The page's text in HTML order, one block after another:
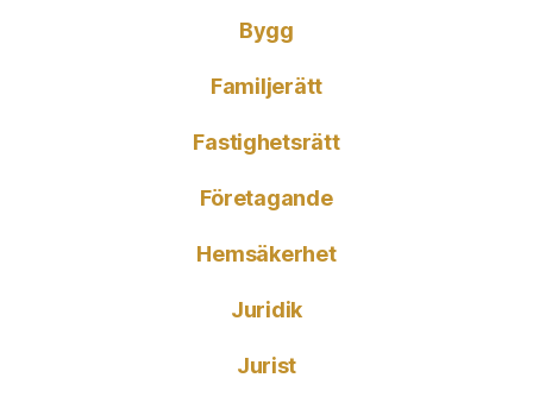
Bygg
Familjerätt
Fastighetsrätt
Företagande
Hemsäkerhet
Juridik
Jurist